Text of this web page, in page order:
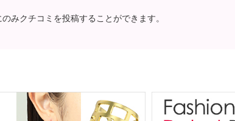
みクチコミを投稿することができます。